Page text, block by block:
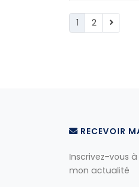
1 2
RECEVOIR
Inscrivez-vous
mon actualité